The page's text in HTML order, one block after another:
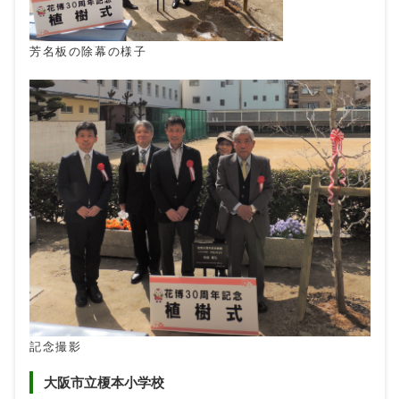
芳名板の除幕の様子
記念撮影
大阪市立榎本小学校